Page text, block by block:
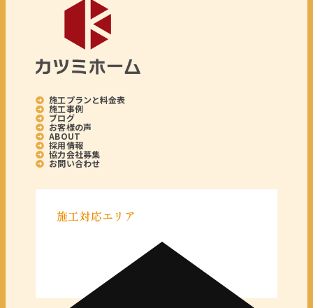
施工プランと料金表
施工事例
ブログ
お客様の声
ABOUT
採用情報
協力会社募集
お問い合わせ
施工対応エリア